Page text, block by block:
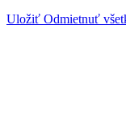
Uložiť Odmietnuť